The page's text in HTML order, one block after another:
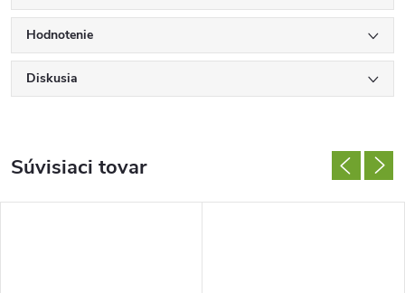
Hodnotenie
Diskusia
Súvisiaci tovar